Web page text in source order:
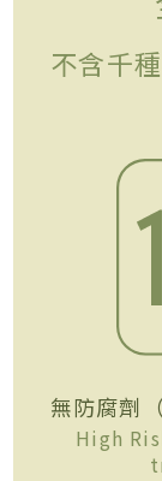
不含千
無防腐劑
High